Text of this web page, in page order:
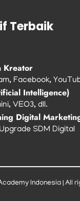
Terbaik
Kreator
Facebook,
Intelligence)
VEO3, dll.
Digital
SDM Digital
Indonesia | All